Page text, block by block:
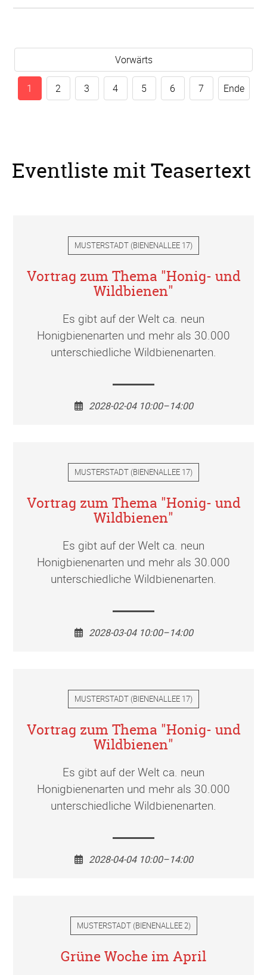
Vorwärts
1 2 3 4 5 6 7 Ende
Eventliste mit Teasertext
MUSTERSTADT (BIENENALLEE 17)
Vortrag zum Thema "Honig- und
Wildbienen"
Es gibt auf der Welt ca. neun
Honigbienenarten und mehr als 30.000
unterschiedliche Wildbienenarten.
2028-02-04 10:00–14:00
MUSTERSTADT (BIENENALLEE 17)
Vortrag zum Thema "Honig- und
Wildbienen"
Es gibt auf der Welt ca. neun
Honigbienenarten und mehr als 30.000
unterschiedliche Wildbienenarten.
2028-03-04 10:00–14:00
MUSTERSTADT (BIENENALLEE 17)
Vortrag zum Thema "Honig- und
Wildbienen"
Es gibt auf der Welt ca. neun
Honigbienenarten und mehr als 30.000
unterschiedliche Wildbienenarten.
2028-04-04 10:00–14:00
MUSTERSTADT(BIENENALLEE 2)
Grüne Woche im April